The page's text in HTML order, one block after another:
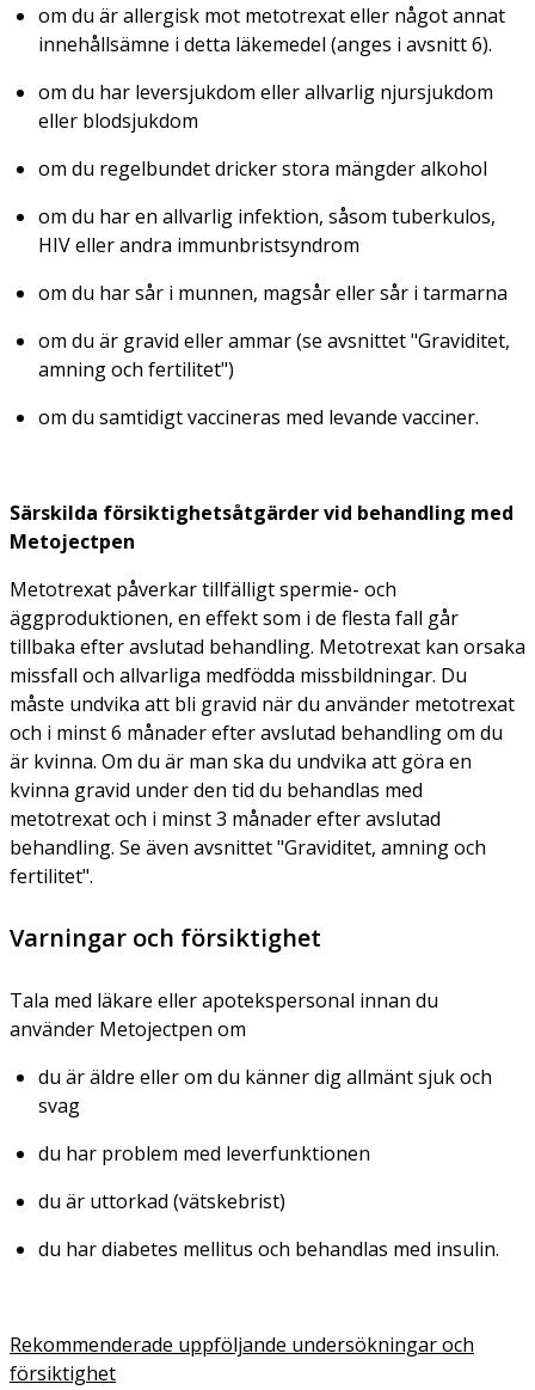
om du är allergisk mot metotrexat eller något annat
innehållsämne i detta läkemedel (anges i avsnitt 6).
om du har leversjukdom eller allvarlig njursjukdom
eller blodsjukdom
om du regelbundet dricker stora mängder alkohol
om du har en allvarlig infektion, såsom tuberkulos,
HIV eller andra immunbristsyndrom
om du har sår i munnen, magsår eller sår i tarmarna
om du är gravid eller ammar (se avsnittet "Graviditet,
amning och fertilitet")
om du samtidigt vaccineras med levande vacciner.
Särskilda försiktighetsåtgärder vid behandling med
Metojectpen
Metotrexat påverkar tillfälligt spermie- och
äggproduktionen, en effekt som i de flesta fall går
tillbaka efter avslutad behandling. Metotrexat kan orsaka
missfall och allvarliga medfödda missbildningar. Du
måste undvika att bli gravid när du använder metotrexat
och i minst 6 månader efter avslutad behandling om du
är kvinna. Om du är man ska du undvika att göra en
kvinna gravid under den tid du behandlas med
metotrexat och i minst 3 månader efter avslutad
behandling. Se även avsnittet "Graviditet, amning och
fertilitet".
Varningar och försiktighet
Tala med läkare eller apotekspersonal innan du
använder Metojectpen om
du är äldre eller om du känner dig allmänt sjuk och
svag
du har problem med leverfunktionen
du är uttorkad (vätskebrist)
du har diabetes mellitus och behandlas med insulin.
Rekommenderade uppföljande undersökningar och
försiktighet